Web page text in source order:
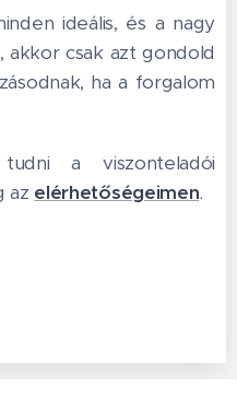
ideális, és a nagy
csak azt gondold
ha a forgalom
a viszonteladói
az elérhetőségeimen.